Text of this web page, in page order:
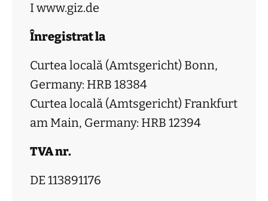
I www.giz.de
Înregistrat la
Curtea locală (Amtsgericht) Bonn,
Germany: HRB 18384
Curtea locală (Amtsgericht) Frankfurt
am Main, Germany: HRB 12394
TVA nr.
DE 113891176